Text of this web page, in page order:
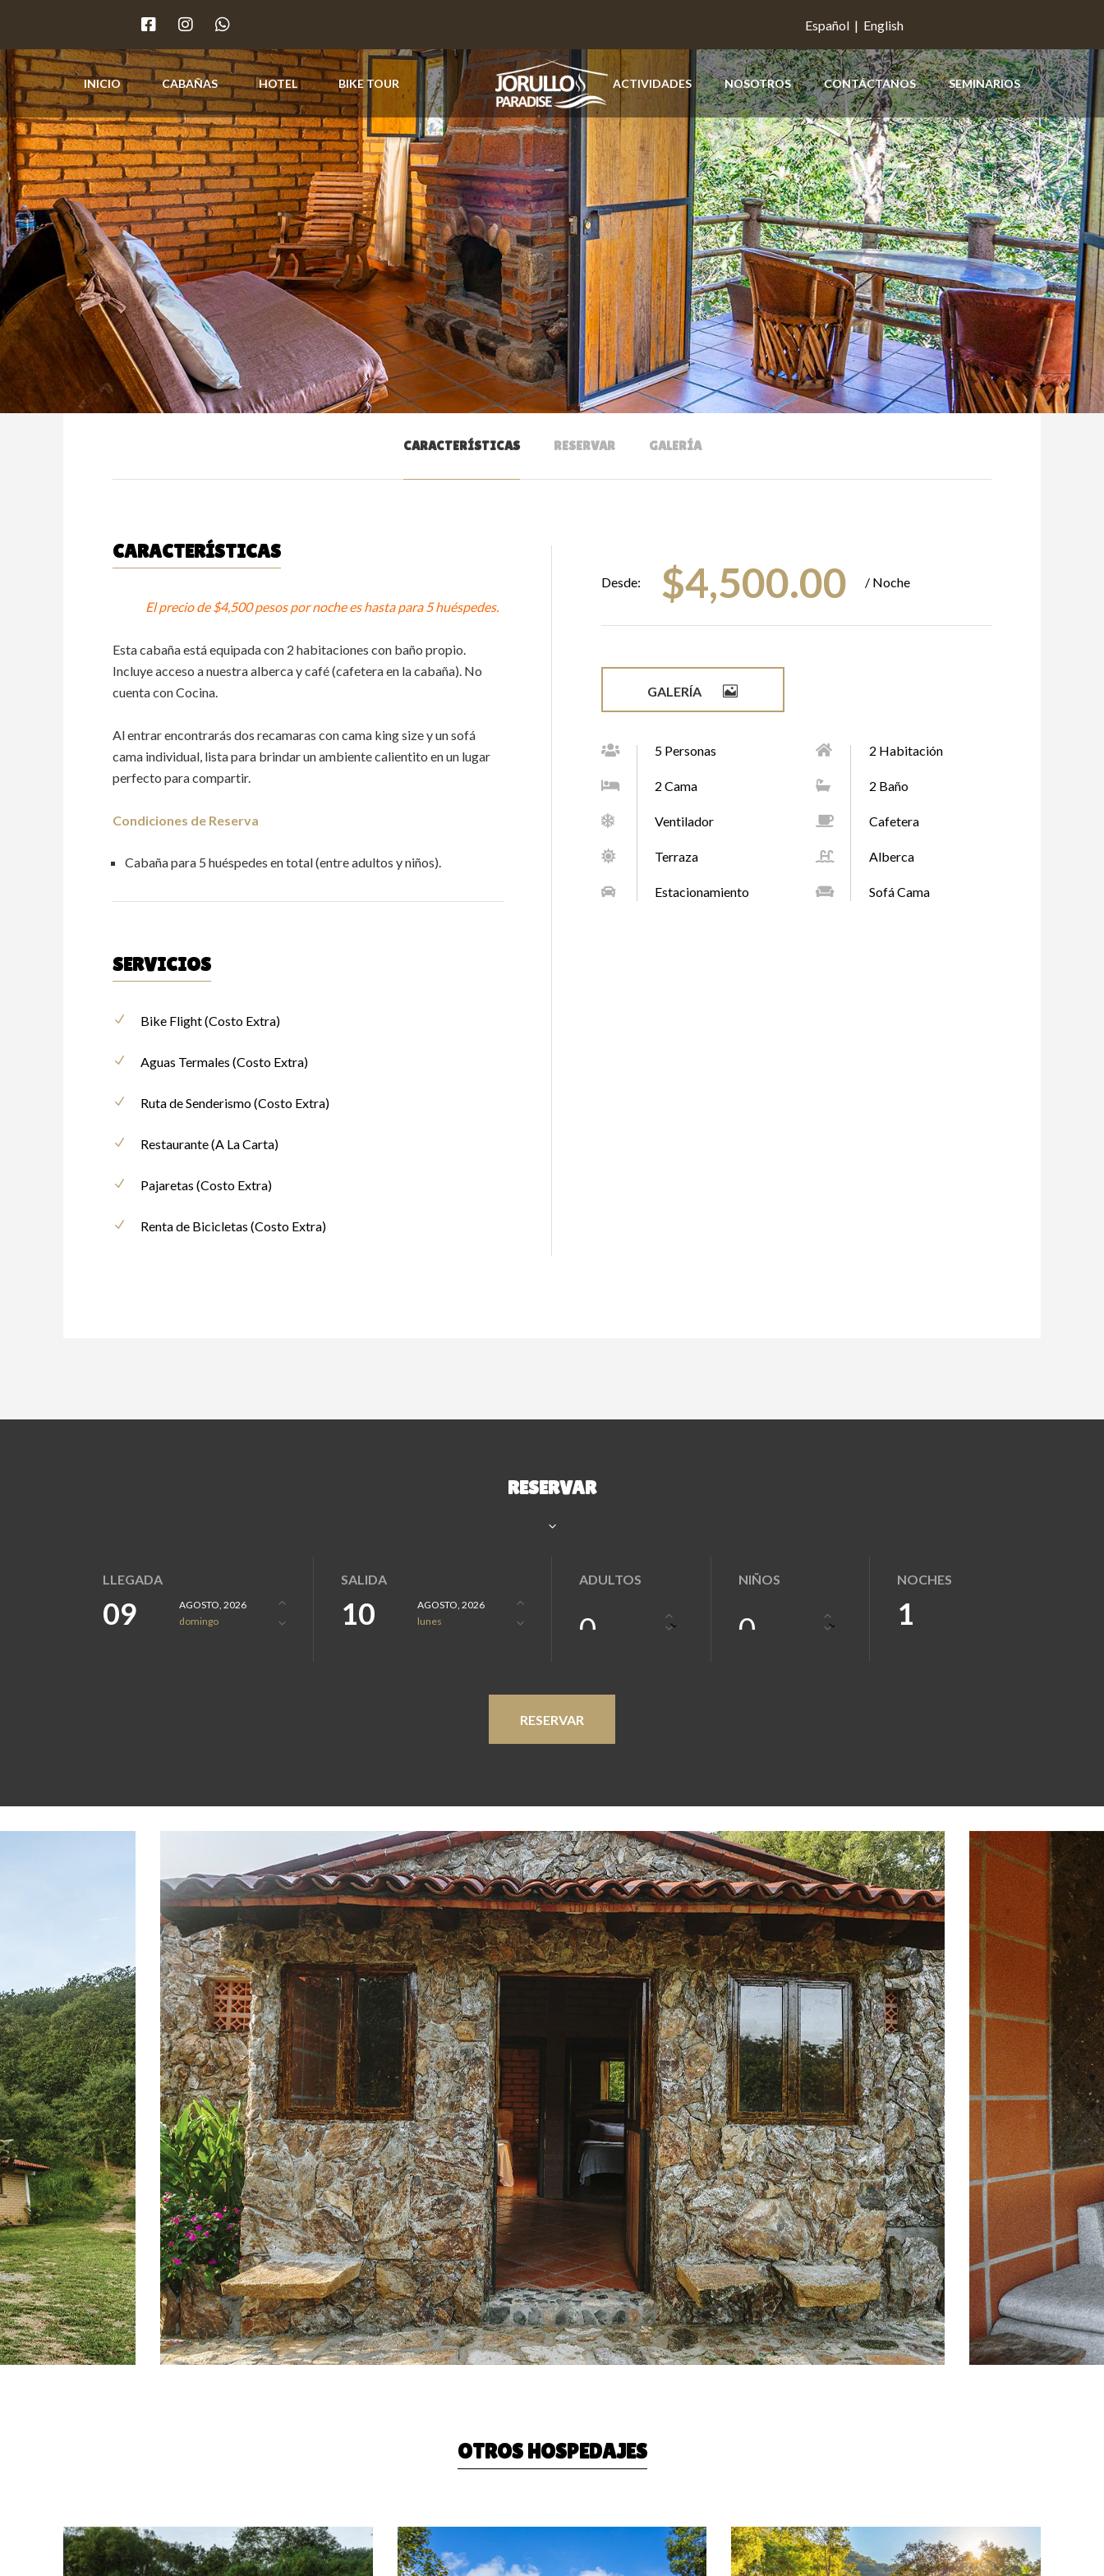
Español| English
INICIO CABAÑAS HOTEL BIKE TOUR ACTIVIDADES NOSOTROS CONTÁCTANOS SEMINARIOS
CARACTERÍSTICAS RESERVAR GALERÍA
CARACTERÍSTICAS
El precio de $4,500 pesos por noche es hasta para 5 huéspedes.
Esta cabaña está equipada con 2 habitaciones con baño propio.
Incluye acceso a nuestra alberca y café (cafetera en la cabaña). No
cuenta con Cocina.
Al entrar encontrarás dos recamaras con cama king size y un sofá
cama individual, lista para brindar un ambiente calientito en un lugar
perfecto para compartir.
Condiciones de Reserva
Cabaña para 5 huéspedes en total (entre adultos y niños).
SERVICIOS
Bike Flight (Costo Extra)
Aguas Termales (Costo Extra)
Ruta de Senderismo (Costo Extra)
Restaurante (A La Carta)
Pajaretas (Costo Extra)
Renta de Bicicletas (Costo Extra)
Desde: $4,500.00 / Noche
GALERÍA
5 Personas 2 Habitación
2 Cama 2 Baño
Ventilador Cafetera
Terraza Alberca
Estacionamiento Sofá Cama
RESERVAR
LLEGADA
09
AGOSTO, 2026
domingo
SALIDA
10
AGOSTO, 2026
lunes
ADULTOS
0
NIÑOS
0
NOCHES
1
RESERVAR
OTROS HOSPEDAJES